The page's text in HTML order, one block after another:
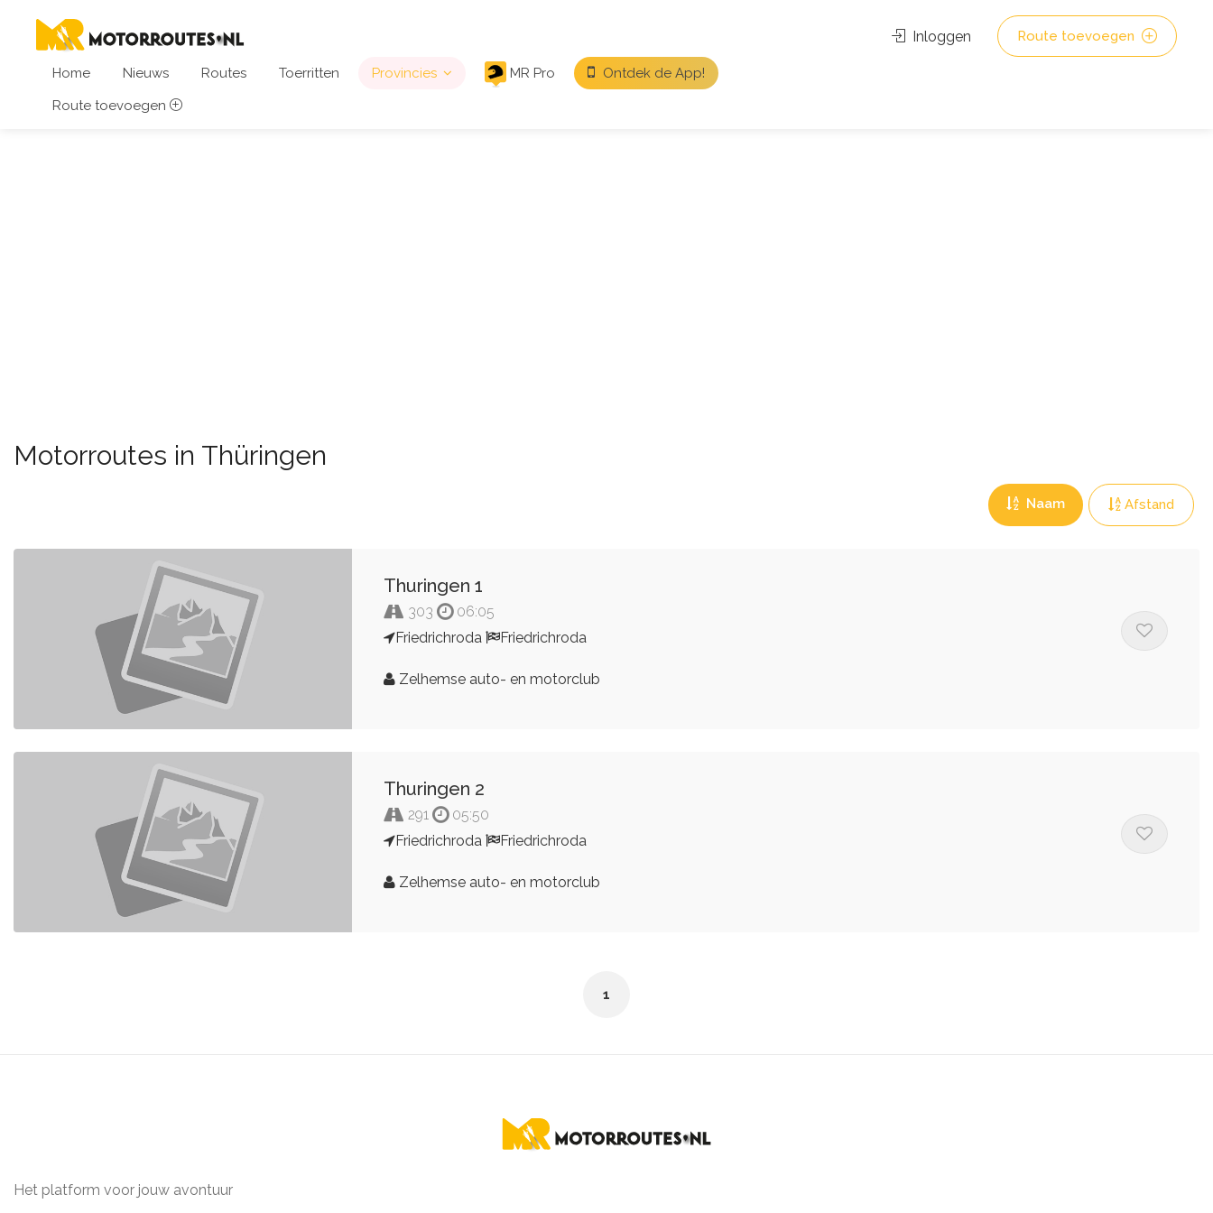
Home Nieuws Routes Toerritten Provincies MR Pro
Ontdek de App!
Route toevoegen
Inloggen Route toevoegen
Motorroutes in Thüringen
Naam Afstand
Thuringen 1
303
06:05
Friedrichroda
Friedrichroda
Zelhemse auto- en motorclub
Thuringen 2
291
05:50
Friedrichroda
Friedrichroda
Zelhemse auto- en motorclub
1
Het platform voor jouw avontuur